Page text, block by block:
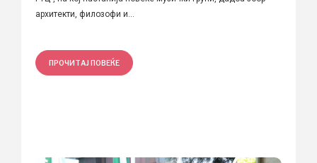
архитекти, филозофи и...
ПРОЧИТАЈ ПОВЕЌЕ